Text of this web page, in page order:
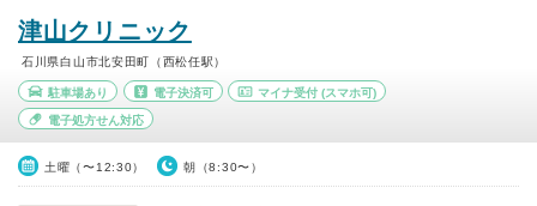
津山クリニック
石川県白山市北安田町（西松任駅）
駐車場あり 電子決済可 マイナ受付 (スマホ可)
電子処方せん対応
土曜（〜12:30） 朝（8:30〜）